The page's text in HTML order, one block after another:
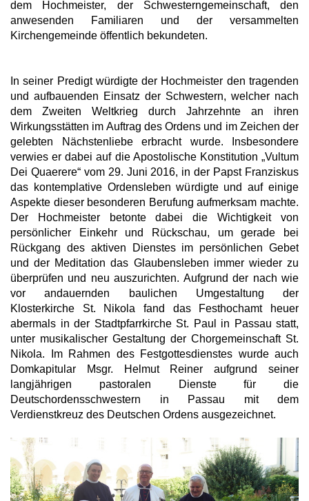
dem Hochmeister, der Schwesterngemeinschaft, den
anwesenden Familiaren und der versammelten
Kirchengemeinde öffentlich bekundeten.
In seiner Predigt würdigte der Hochmeister den tragenden
und aufbauenden Einsatz der Schwestern, welcher nach
dem Zweiten Weltkrieg durch Jahrzehnte an ihren
Wirkungsstätten im Auftrag des Ordens und im Zeichen der
gelebten Nächstenliebe erbracht wurde. Insbesondere
verwies er dabei auf die Apostolische Konstitution „Vultum
Dei Quaerere“ vom 29. Juni 2016, in der Papst Franziskus
das kontemplative Ordensleben würdigte und auf einige
Aspekte dieser besonderen Berufung aufmerksam machte.
Der Hochmeister betonte dabei die Wichtigkeit von
persönlicher Einkehr und Rückschau, um gerade bei
Rückgang des aktiven Dienstes im persönlichen Gebet
und der Meditation das Glaubensleben immer wieder zu
überprüfen und neu auszurichten. Aufgrund der nach wie
vor andauernden baulichen Umgestaltung der
Klosterkirche St. Nikola fand das Festhochamt heuer
abermals in der Stadtpfarrkirche St. Paul in Passau statt,
unter musikalischer Gestaltung der Chorgemeinschaft St.
Nikola. Im Rahmen des Festgottesdienstes wurde auch
Domkapitular Msgr. Helmut Reiner aufgrund seiner
langjährigen pastoralen Dienste für die
Deutschordensschwestern in Passau mit dem
Verdienstkreuz des Deutschen Ordens ausgezeichnet.